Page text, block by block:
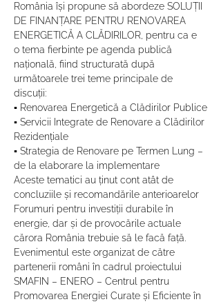
România își propune să abordeze SOLUȚII
DE FINANȚARE PENTRU RENOVAREA
ENERGETICĂ A CLĂDIRILOR, pentru ca e
o tema fierbinte pe agenda publică
națională, fiind structurată după
următoarele trei teme principale de
discuții:
▪ Renovarea Energetică a Clădirilor Publice
▪ Servicii Integrate de Renovare a Clădirilor
Rezidențiale
▪ Strategia de Renovare pe Termen Lung –
de la elaborare la implementare
Aceste tematici au ținut cont atât de
concluziile și recomandările anterioarelor
Forumuri pentru investiții durabile în
energie, dar și de provocările actuale
cărora România trebuie să le facă față.
Evenimentul este organizat de către
partenerii români în cadrul proiectului
SMAFIN – ENERO – Centrul pentru
Promovarea Energiei Curate și Eficiente în